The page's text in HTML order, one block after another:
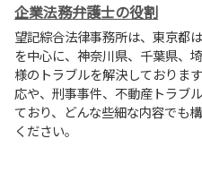
企業法務弁護士の役割
望記綜合法律事務所は、東京都
を中心に、神奈川県、千葉県、
様のトラブルを解決しておりま
応や、刑事事件、不動産トラブル
ており、どんな些細な内容でも
ください。